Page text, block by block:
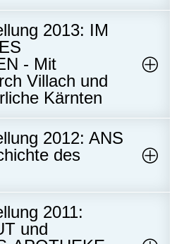
2013: IM
- Mit
Villach und
Kärnten
2012: ANS
des
2011:
und